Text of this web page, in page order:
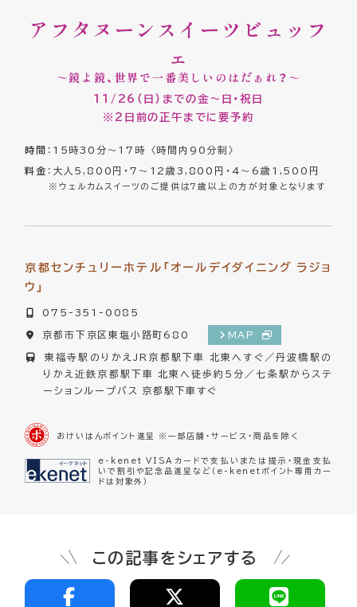
アフタヌーンスイーツビュッフ
ェ
～鏡よ鏡、世界で一番美しいのはだぁれ？～
11/26（日）までの金～日・祝日
※2日前の正午までに要予約
時間 ：15時30分～17時 〈時間内90分制〉
料金 ：大人5,800円・7～12歳3,800円・4～6歳1,500円
※ウェルカムスイーツのご提供は7歳以上の方が対象となります
京都センチュリーホテル「オールデイダイニング ラジョ
ウ」
075-351-0085
京都市下京区東塩小路町680
MAP
東福寺駅のりかえJR京都駅下車 北東へすぐ／丹波橋駅の
りかえ近鉄京都駅下車 北東へ徒歩約5分／七条駅からステ
ーションループバス 京都駅下車すぐ
おけいはんポイント進呈 ※一部店舗・サービス・商品を除く
e-kenet VISAカードで支払いまたは提示・現金支払
いで割引や記念品進呈など（e-kenetポイント専用カー
ドは対象外）
この記事をシェアする